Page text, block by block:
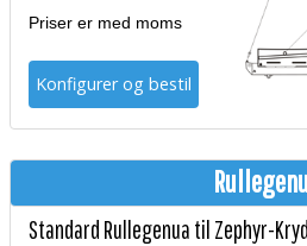
Priser er med moms
Konfigurer og bestil
Standard Rullegenua til Zephyr-